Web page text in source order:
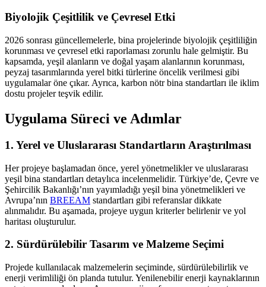
Biyolojik Çeşitlilik ve Çevresel Etki
2026 sonrası güncellemelerle, bina projelerinde biyolojik çeşitliliğin
korunması ve çevresel etki raporlaması zorunlu hale gelmiştir. Bu
kapsamda, yeşil alanların ve doğal yaşam alanlarının korunması,
peyzaj tasarımlarında yerel bitki türlerine öncelik verilmesi gibi
uygulamalar öne çıkar. Ayrıca, karbon nötr bina standartları ile iklim
dostu projeler teşvik edilir.
Uygulama Süreci ve Adımlar
1. Yerel ve Uluslararası Standartların Araştırılması
Her projeye başlamadan önce, yerel yönetmelikler ve uluslararası
yeşil bina standartları detaylıca incelenmelidir. Türkiye’de, Çevre ve
Şehircilik Bakanlığı’nın yayımladığı yeşil bina yönetmelikleri ve
Avrupa’nın BREEAM standartları gibi referanslar dikkate
alınmalıdır. Bu aşamada, projeye uygun kriterler belirlenir ve yol
haritası oluşturulur.
2. Sürdürülebilir Tasarım ve Malzeme Seçimi
Projede kullanılacak malzemelerin seçiminde, sürdürülebilirlik ve
enerji verimliliği ön planda tutulur. Yenilenebilir enerji kaynaklarının